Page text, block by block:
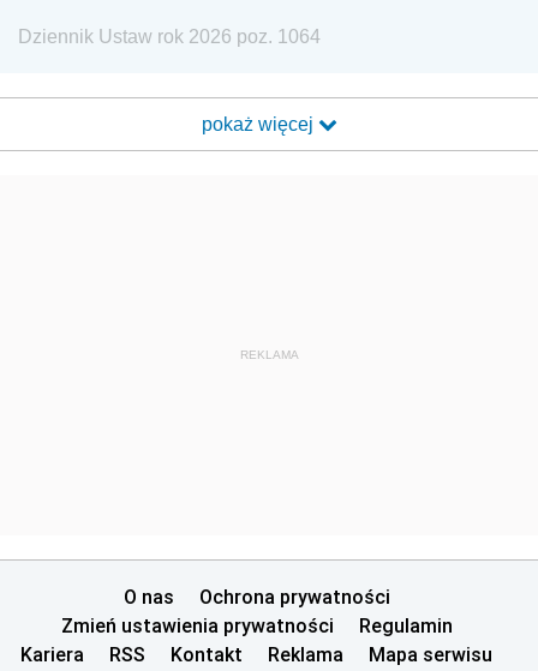
Dziennik Ustaw rok 2026 poz. 1064
pokaż więcej
REKLAMA
O nas
Ochrona prywatności
Zmień ustawienia prywatności
Regulamin
Kariera
RSS Kontakt Reklama Mapa serwisu